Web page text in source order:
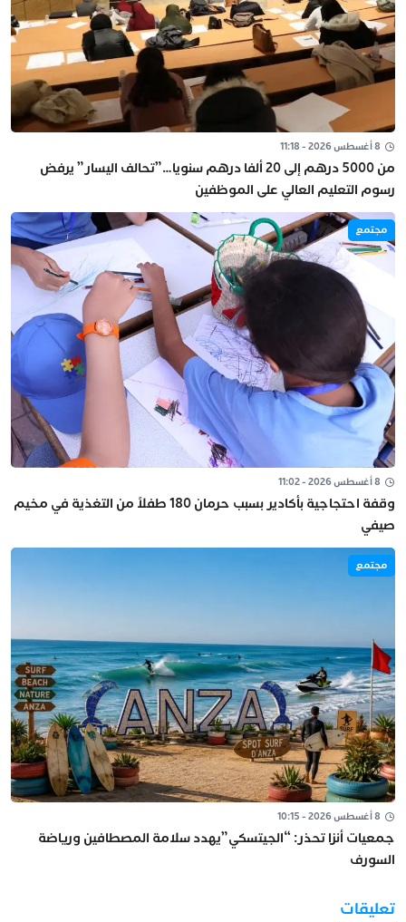
8 أغسطس 2026 - 11:18
من 5000 درهم إلى 20 ألفا درهم سنويا…”تحالف اليسار” يرفض
رسوم التعليم العالي على الموظفين
مجتمع
8 أغسطس 2026 - 11:02
وقفة احتجاجية بأكادير بسبب حرمان 180 طفلاً من التغذية في مخيم
صيفي
مجتمع
8 أغسطس 2026 - 10:15
جمعيات أنزا تحذر: “الجيتسكي”يهدد سلامة المصطافين ورياضة
السورف
تعليقات